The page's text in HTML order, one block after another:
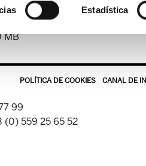
Estadística
MB
POLÍTICA DE COOKIES CANAL DE
99
(0) 559 25 65 52